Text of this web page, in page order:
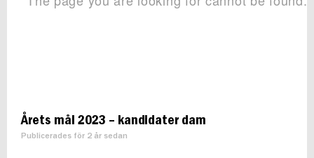
Årets mål 2023 – kandidater dam
Publicerades för 2 år sedan